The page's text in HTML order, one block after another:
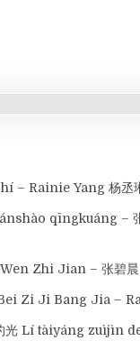
– Rainie Yang 杨丞
qīngkuáng –
Zhi Jian – 张碧
Zi Ji Bang Jia –
光 Lí tàiyáng zuìjìn